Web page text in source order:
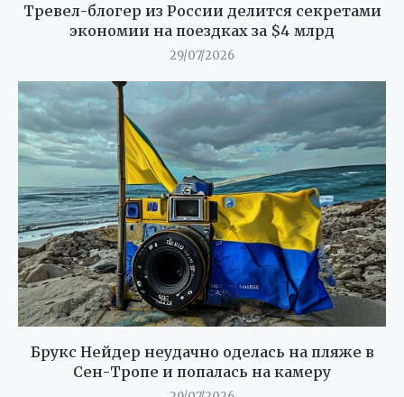
Тревел-блогер из России делится секретами
экономии на поездках за $4 млрд
29/07/2026
Брукс Нейдер неудачно оделась на пляже в
Сен-Тропе и попалась на камеру